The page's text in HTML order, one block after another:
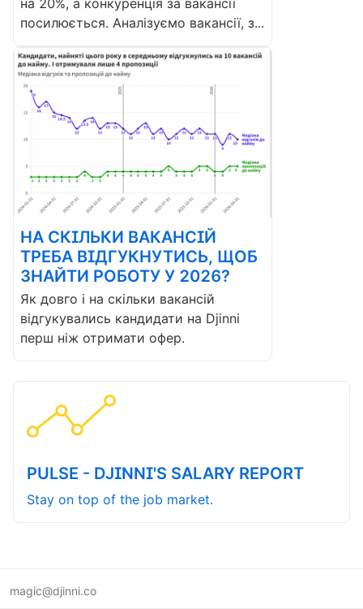
посилюється. Аналізуємо вакансії, з...
НА СКІЛЬКИ ВАКАНСІЙ
ТРЕБА ВІДГУКНУТИСЬ, ЩОБ
ЗНАЙТИ РОБОТУ У 2026?
Як довго і на скільки вакансій
відгукувались кандидати на Djinni
перш ніж отримати офер.
PULSE - DJINNI'S SALARY REPORT
Stay on top of the job market.
magic@djinni.co